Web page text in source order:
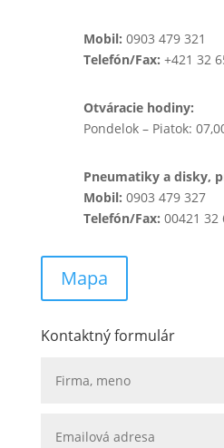
Mobil: 0903 479 321
Telefón/Fax: +421 32
Otváracie hodiny:
Pondelok – Piatok:
Pneumatiky a disky,
Mobil: 0903 479 327
Telefón/Fax: 00421 32
Mapa
Kontaktný formulár